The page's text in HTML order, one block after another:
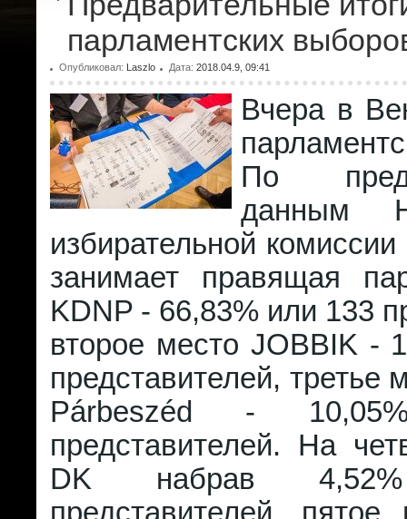
парламентских
Опубликовал: Laszlo Дата: 2018.04.9, 09:41
Вчера в
По
данным
избирательной
занимает правящая
KDNP - 66,83% или 133
второе место JOBBIK -
представителей, третье
Párbeszéd -
представителей. На
DK набрав